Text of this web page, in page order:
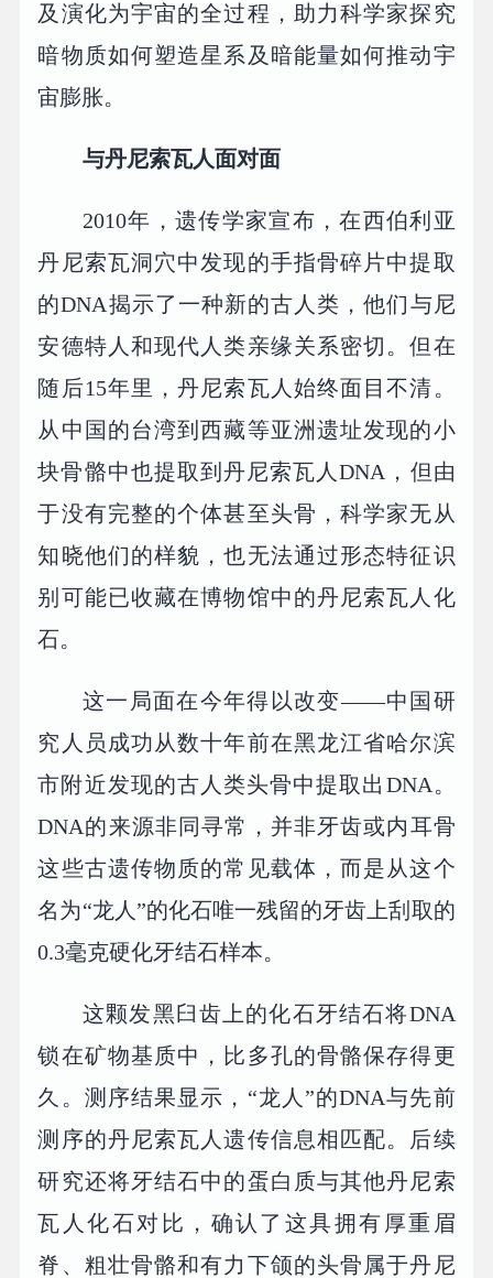
及演化为宇宙的全过程，助力科学家探究
暗物质如何塑造星系及暗能量如何推动宇
宙膨胀。
与丹尼索瓦人面对面
2010年，遗传学家宣布，在西伯利亚
丹尼索瓦洞穴中发现的手指骨碎片中提取
的DNA揭示了一种新的古人类，他们与尼
安德特人和现代人类亲缘关系密切。但在
随后15年里，丹尼索瓦人始终面目不清。
从中国的台湾到西藏等亚洲遗址发现的小
块骨骼中也提取到丹尼索瓦人DNA，但由
于没有完整的个体甚至头骨，科学家无从
知晓他们的样貌，也无法通过形态特征识
别可能已收藏在博物馆中的丹尼索瓦人化
石。
这一局面在今年得以改变——中国研
究人员成功从数十年前在黑龙江省哈尔滨
市附近发现的古人类头骨中提取出DNA。
DNA的来源非同寻常，并非牙齿或内耳骨
这些古遗传物质的常见载体，而是从这个
名为“龙人”的化石唯一残留的牙齿上刮取的
0.3毫克硬化牙结石样本。
这颗发黑臼齿上的化石牙结石将DNA
锁在矿物基质中，比多孔的骨骼保存得更
久。测序结果显示，“龙人”的DNA与先前
测序的丹尼索瓦人遗传信息相匹配。后续
研究还将牙结石中的蛋白质与其他丹尼索
瓦人化石对比，确认了这具拥有厚重眉
脊、粗壮骨骼和有力下颌的头骨属于丹尼